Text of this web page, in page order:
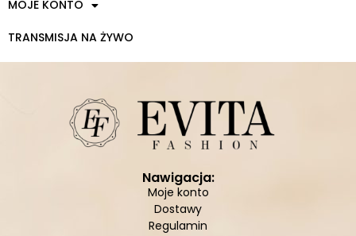
MOJE KONTO
TRANSMISJA NA ŻYWO
Nawigacja:
Moje konto
Dostawy
Regulamin